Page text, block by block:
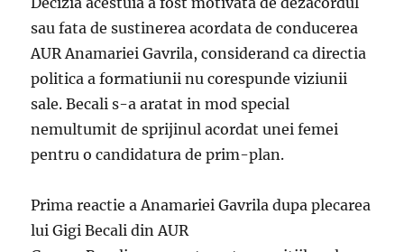
sau fata de sustinerea acordata de conducerea
AUR Anamariei Gavrila, considerand ca directia
politica a formatiunii nu corespunde viziunii
sale. Becali s-a aratat in mod special
nemultumit de sprijinul acordat unei femei
pentru o candidatura de prim-plan.
Prima reactie a Anamariei Gavrila dupa plecarea
lui Gigi Becali din AUR